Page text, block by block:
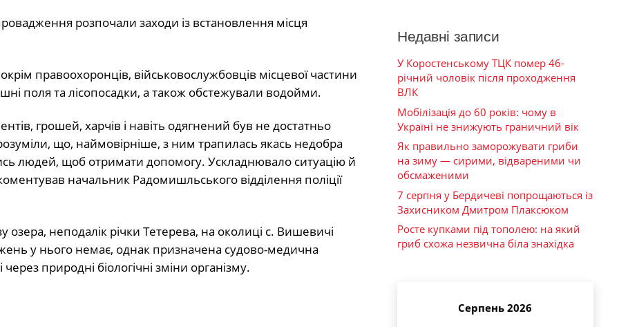
розпочали заходи із встановлення місця
правоохоронців, військовослужбовців місцевої частини
поля та лісопосадки, а також обстежували водойми.
грошей, харчів і навіть одягнений був не достатньо
що, наймовірніше, з ним трапилась якась недобра
людей, щоб отримати допомогу. Ускладнювало ситуацію й
начальник Радомишльського відділення поліції
озера, неподалік річки Тетерева, на околиці с. Вишевичі
у нього немає, однак призначена судово-медична
природні біологічні зміни організму.
Недавні записи
У Коростенському ТЦК помер 46-
річний чоловік після проходження
ВЛК
Мобілізація до 60 років: чому в
Україні не знижують граничний вік
Як правильно заморожувати гриби
на зиму — сирими, відвареними чи
обсмаженими
7 серпня у Бердичеві попрощаються із
Захисником Дмитром Плаксюком
Росте купками під тополею: на який
гриб схожа незвична біла знахідка
Серпень 2026